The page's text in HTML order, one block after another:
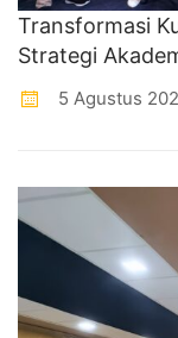
Transformasi
Strategi
5 Agustus